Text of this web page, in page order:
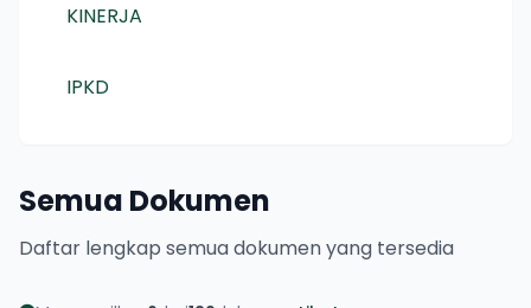
KINERJA
IPKD
Semua Dokumen
Daftar lengkap semua dokumen yang tersedia